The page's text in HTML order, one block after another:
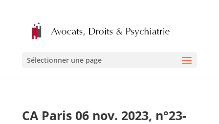
Sélectionner une page
CA Paris 06 nov. 2023, n°23-